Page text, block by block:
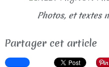
Photos, et textes
Partager cet article